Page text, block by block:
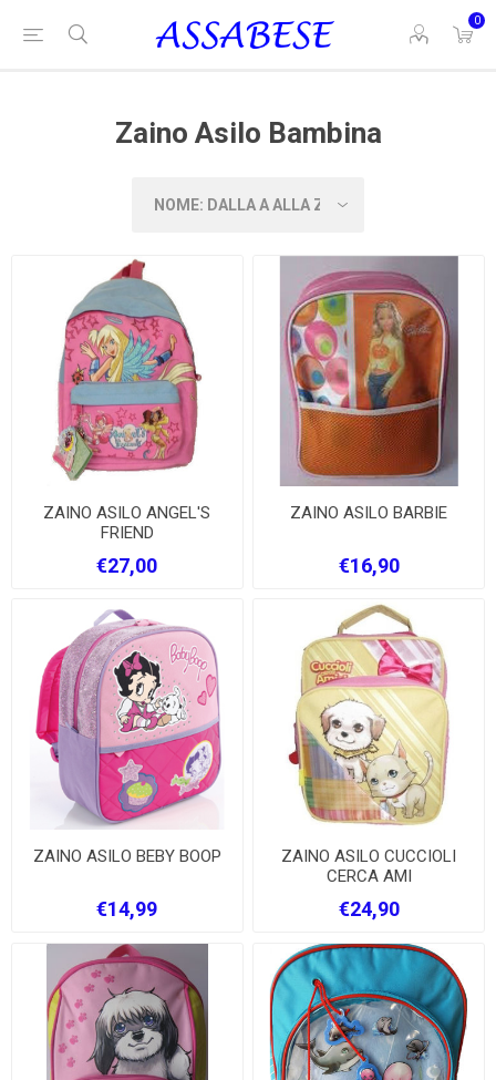
0
Zaino Asilo Bambina
ZAINO ASILO ANGEL'S
FRIEND
€27,00
ZAINO ASILO BARBIE
€16,90
ZAINO ASILO BEBY BOOP
€14,99
ZAINO ASILO CUCCIOLI
CERCA AMI
€24,90